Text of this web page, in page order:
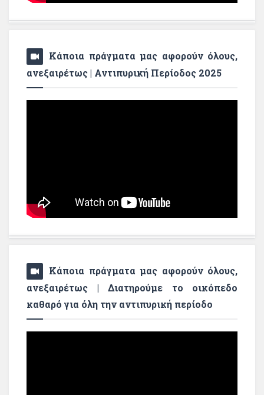
Κάποια πράγματα μας αφορούν όλους,
ανεξαιρέτως | Αντιπυρική Περίοδος 2025
Κάποια πράγματα μας αφορούν όλους,
ανεξαιρέτως | Διατηρούμε το οικόπεδο
καθαρό για όλη την αντιπυρική περίοδο